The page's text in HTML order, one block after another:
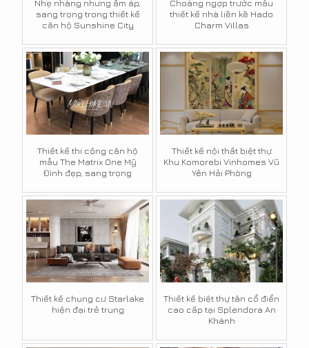
Nhẹ nhàng nhưng ấm áp,
sang trọng trong thiết kế
căn hộ Sunshine City
Choáng ngợp trước mẫu
thiết kế nhà liền kề Hado
Charm Villas
Thiết kế thi công căn hộ
mẫu The Matrix One Mỹ
Đình đẹp, sang trọng
Thiết kế nội thất biệt thự
Khu Komorebi Vinhomes Vũ
Yên Hải Phòng
Thiết kế chung cư Starlake
hiện đại trẻ trung
Thiết kế biệt thự tân cổ điển
cao cấp tại Splendora An
Khánh